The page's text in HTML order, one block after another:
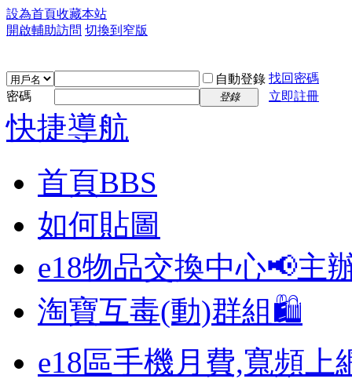
設為首頁收藏本站
開啟輔助訪問 切換到窄版
自動登錄 找回密碼
密碼
登錄 立即註冊
快捷導航
首頁BBS
如何貼圖
e18物品交換中心📢主
淘寶互毒(動)群組🛍️
e18區手機月費,寬頻上